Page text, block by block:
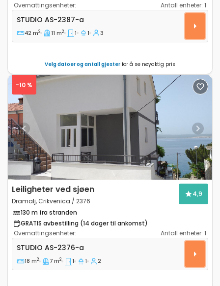
Overnattingsenheter:
Antall enheter: 1
Leilighet studio Dramalj (Crikvenica) AS-2387-a
STUDIO AS-2387-a
42 m2 11 m2 1 1 3
Velg datoer og antall gjester for å se nøyaktig pris
Previous Next
-10 %
Leiligheter ved sjøen
Dramalj, Crikvenica / 2376
4,9
130 m fra stranden
GRATIS avbestilling (14 dager til ankomst)
Overnattingsenheter:
Antall enheter: 1
Leilighet studio Dramalj (Crikvenica) AS-2376-a
STUDIO AS-2376-a
18 m2 7 m2 1 1 2